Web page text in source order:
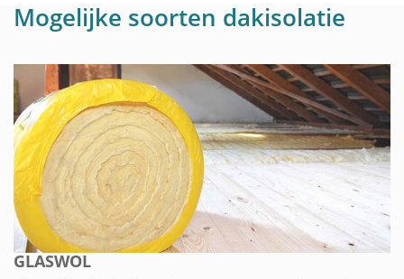
Mogelijke soorten dakisolatie
GLASWOL